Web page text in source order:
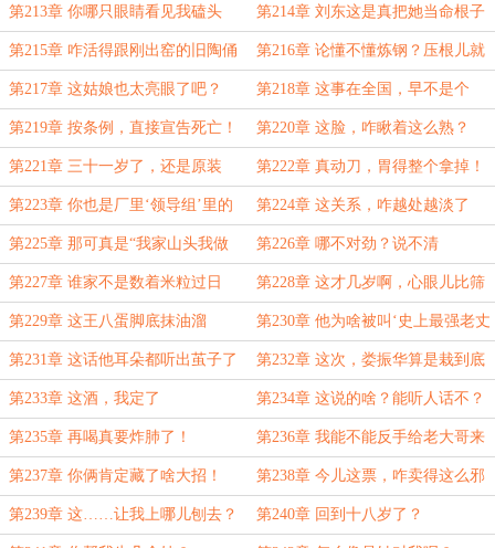
第213章 你哪只眼睛看见我磕头
了？
第214章 刘东这是真把她当命根子
在疼啊！
第215章 咋活得跟刚出窑的旧陶俑
似的？
第216章 论懂不懂炼钢？压根儿就
是个门外汉
第217章 这姑娘也太亮眼了吧？ 第218章 这事在全国，早不是个
例，是常态！
第219章 按条例，直接宣告死亡！ 第220章 这脸，咋瞅着这么熟？
第221章 三十一岁了，还是原装
货？
第222章 真动刀，胃得整个拿掉！
第223章 你也是厂里‘领导组’里的
人了！
第224章 这关系，咋越处越淡了
呢？
第225章 那可真是“我家山头我做
主”！
第226章 哪不对劲？说不清
第227章 谁家不是数着米粒过日
子？
第228章 这才几岁啊，心眼儿比筛
子眼还密！
第229章 这王八蛋脚底抹油溜
了？！
第230章 他为啥被叫‘史上最强老丈
人’？
第231章 这话他耳朵都听出茧子了 第232章 这次，娄振华算是栽到底
了
第233章 这酒，我定了 第234章 这说的啥？能听人话不？
第235章 再喝真要炸肺了！ 第236章 我能不能反手给老大哥来
一手？
第237章 你俩肯定藏了啥大招！ 第238章 今儿这票，咋卖得这么邪
乎？
第239章 这……让我上哪儿刨去？ 第240章 回到十八岁了？